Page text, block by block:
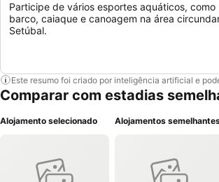
Participe de vários esportes aquáticos, como
barco, caiaque e canoagem na área
Setúbal.
Este resumo foi criado por inteligência artificial e
Comparar com estadias
Alojamento selecionado Alojamentos